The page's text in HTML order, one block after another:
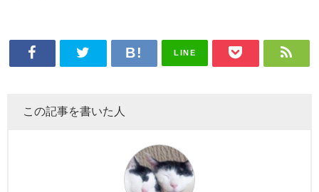
LINE
この記事を書いた人